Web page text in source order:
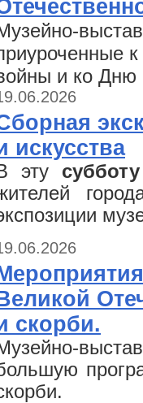
и ко Дню
искусства
эту
скорби.